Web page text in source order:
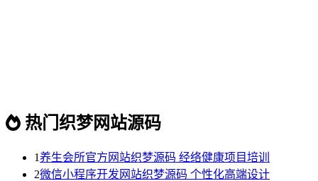
热门织梦网站源码
1养生会所官方网站织梦源码 经络健康项目培训
2微信小程序开发网站织梦源码 个性化高端设计